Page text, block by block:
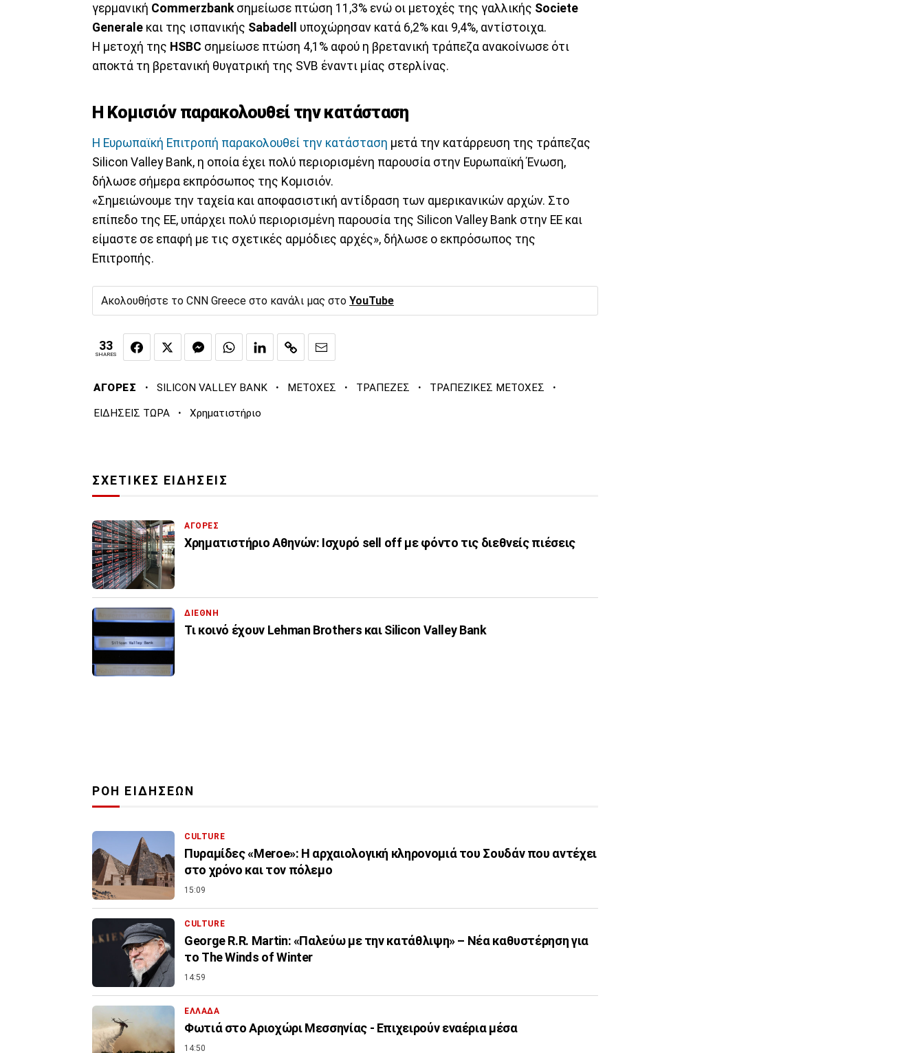
γερμανική Commerzbank σημείωσε πτώση 11,3% ενώ οι μετοχές της γαλλικής Societe
Generale και της ισπανικής Sabadell
υποχώρησαν κατά 6,2% και 9,4%, αντίστοιχα.
Η μετοχή της HSBC σημείωσε πτώση 4,1% αφού η βρετανική τράπεζα ανακοίνωσε ότι
αποκτά τη βρετανική θυγατρική της SVB έναντι μίας στερλίνας.
Η Κομισιόν παρακολουθεί την κατάσταση
Η Ευρωπαϊκή Επιτροπή παρακολουθεί την κατάσταση μετά την κατάρρευση της τράπεζας
Silicon Valley Bank, η οποία έχει πολύ περιορισμένη παρουσία στην Ευρωπαϊκή Ένωση,
δήλωσε σήμερα εκπρόσωπος της Κομισιόν.
«Σημειώνουμε την ταχεία και αποφασιστική αντίδραση των αμερικανικών αρχών. Στο
επίπεδο της ΕΕ, υπάρχει πολύ περιορισμένη παρουσία της Silicon Valley Bank στην ΕΕ και
είμαστε σε επαφή με τις σχετικές αρμόδιες αρχές», δήλωσε ο εκπρόσωπος της
Επιτροπής.
Ακολουθήστε το CNN Greece στο κανάλι μας στο YouTube
33
SHARES
ΑΓΟΡΕΣ · SILICON VALLEY BANK · ΜΕΤΟΧΕΣ · ΤΡΑΠΕΖΕΣ · ΤΡΑΠΕΖΙΚΕΣ ΜΕΤΟΧΕΣ ·
ΕΙΔΗΣΕΙΣ ΤΩΡΑ · Χρηματιστήριο
ΣΧΕΤΙΚΕΣ ΕΙΔΗΣΕΙΣ
ΑΓΟΡΕΣ
Χρηματιστήριο Αθηνών: Ισχυρό sell off με φόντο τις διεθνείς πιέσεις
ΔΙΕΘΝΗ
Τι κοινό έχουν Lehman Βrothers και Silicon Valley Βank
ΡΟΗ ΕΙΔΗΣΕΩΝ
CULTURE
Πυραμίδες «Meroe»: Η αρχαιολογική κληρονομιά του Σουδάν που αντέχει
στο χρόνο και τον πόλεμο
15:09
CULTURE
George R.R. Martin: «Παλεύω με την κατάθλιψη» – Νέα καθυστέρηση για
το The Winds of Winter
14:59
ΕΛΛΑΔΑ
Φωτιά στο Αριοχώρι Μεσσηνίας - Επιχειρούν εναέρια μέσα
14:50